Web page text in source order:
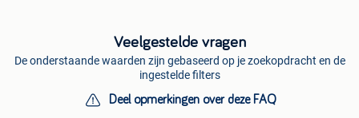
Veelgestelde vragen
De onderstaande waarden zijn gebaseerd op je zoekopdracht en de
ingestelde filters
Deel opmerkingen over deze FAQ